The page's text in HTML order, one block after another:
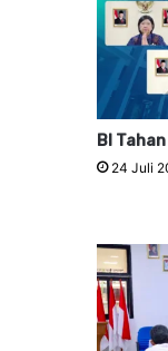
BI
24 Juli